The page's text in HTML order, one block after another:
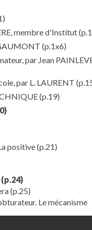
membre d'Institut
(p.1x6)
par Jean
par L. LAURENT
(p.19)
positive(p.21)
(p.24)
(p.25)
Le mécanisme